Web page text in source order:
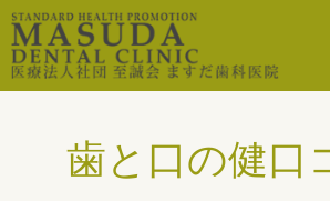
歯と口の健口